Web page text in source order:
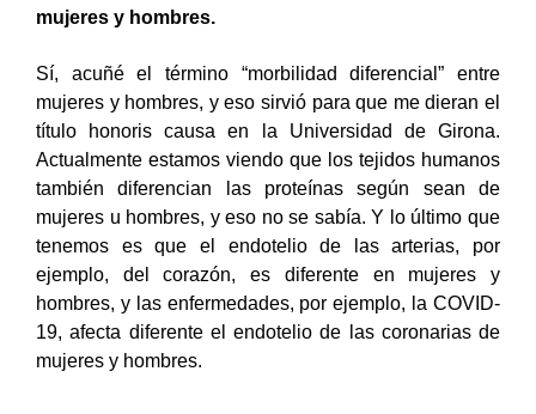
mujeres y hombres.
Sí, acuñé el término “morbilidad diferencial” entre
mujeres y hombres, y eso sirvió para que me dieran el
título honoris causa en la Universidad de Girona.
Actualmente estamos viendo que los tejidos humanos
también diferencian las proteínas según sean de
mujeres u hombres, y eso no se sabía. Y lo último que
tenemos es que el endotelio de las arterias, por
ejemplo, del corazón, es diferente en mujeres y
hombres, y las enfermedades, por ejemplo, la COVID-
19, afecta diferente el endotelio de las coronarias de
mujeres y hombres.